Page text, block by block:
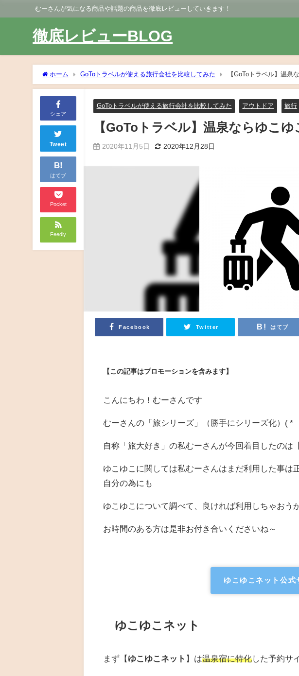
むーさんが気になる商品や話題の商品を徹底レビューしていきます！
徹底レビューBLOG
ホーム GoToトラベルが使える旅行会社を比較してみた 【GoToトラベル】温泉
シェア
Tweet
B!
はてブ
Pocket
Feedly
GoToトラベルが使える旅行会社を比較してみた アウトドア 旅行
【GoToトラベル】温泉ならゆこ
2020年11月5日 2020年12月28日
Facebook Twitter はてブ
【この記事はプロモーションを含みます】
こんにちわ！むーさんです
むーさんの「旅シリーズ」（勝手にシリーズ化）(
自称「旅大好き」の私むーさんが今回着目したのは
ゆこゆこに関しては私むーさんはまだ利用した事は
自分の為にも
ゆこゆこについて調べて、良ければ利用しちゃおう
お時間のある方は是非お付き合いくださいね～
ゆこゆこネット公式
ゆこゆこネット
まず【 ゆこゆこネット 】は温泉宿に特化した予約サ